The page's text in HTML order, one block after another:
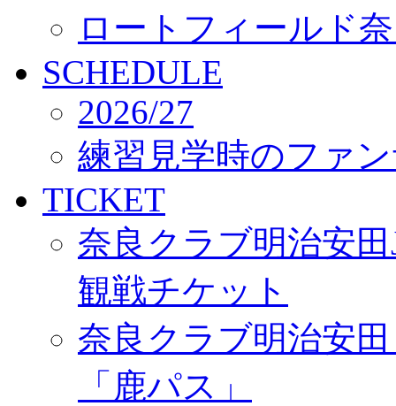
ロートフィールド
SCHEDULE
2026/27
練習見学時のファ
TICKET
奈良クラブ明治安
観戦チケット
奈良クラブ明治安
「鹿パス」